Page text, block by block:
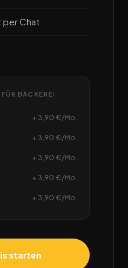
Chat
BÄCKEREI
+ 3,90 €/Mo.
+ 3,90 €/Mo.
+ 3,90 €/Mo.
+ 3,90 €/Mo.
+ 3,90 €/Mo.
starten